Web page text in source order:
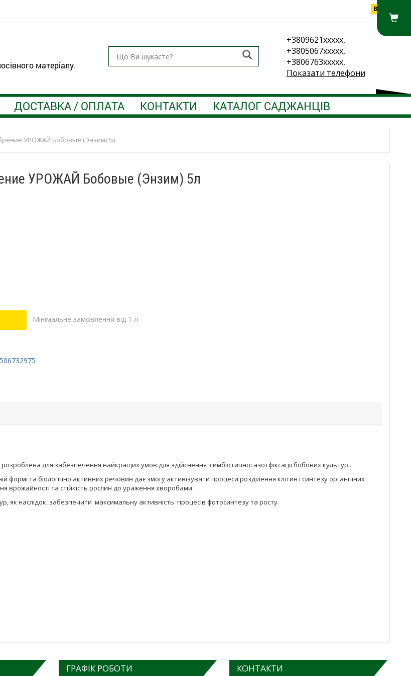
Вхід
матеріалу.
+3809621xxxxx,
+3805067xxxxx,
+3806763xxxxx,
Показати телефони
ДОСТАВКА / ОПЛАТА КОНТАКТИ КАТАЛОГ САДЖАНЦІВ
УРОЖАЙ Бобовые (Энзим) 5л
УРОЖАЙ Бобовые (Энзим) 5л
Мінімальне замовлення від 1 л
для забезпечення найкращих умов для здійснення симбіотичної азотфіксації бобових культур .
формі та біологічно активних речовин дає змогу активізувати процеси розділення клітин і синтезу органічних
врожайності та стійкість рослин до ураження хворобами.
як наслідок, забезпечити максимальну активність процесів фотосинтезу та росту.
ГРАФІК РОБОТИ КОНТАКТИ